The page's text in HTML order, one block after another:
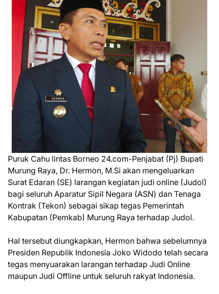
Puruk Cahu lintas Borneo 24.com-Penjabat (Pj) Bupati
Murung Raya, Dr. Hermon, M.Si akan mengeluarkan
Surat Edaran (SE) larangan kegiatan judi online (Judol)
bagi seluruh Aparatur Sipil Negara (ASN) dan Tenaga
Kontrak (Tekon) sebagai sikap tegas Pemerintah
Kabupatan (Pemkab) Murung Raya terhadap Judol.
Hal tersebut diungkapkan, Hermon bahwa sebelumnya
Presiden Republik Indonesia Joko Widodo telah secara
tegas menyuarakan larangan terhadap Judi Online
maupun Judi Offline untuk seluruh rakyat Indonesia.